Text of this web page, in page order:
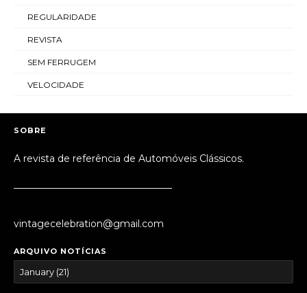
REGULARIDADE
REVISTA
SEM FERRUGEM
VELOCIDADE
SOBRE
A revista de referência de Automóveis Clássicos.
vintagecelebration@gmail.com
ARQUIVO NOTÍCIAS